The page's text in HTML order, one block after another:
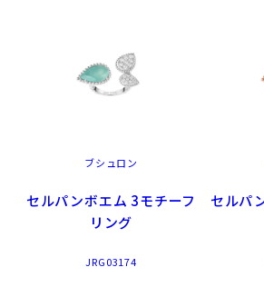
ブシュロン
セルパンボエム 3モチーフ
リング
JRG03174
セルパ